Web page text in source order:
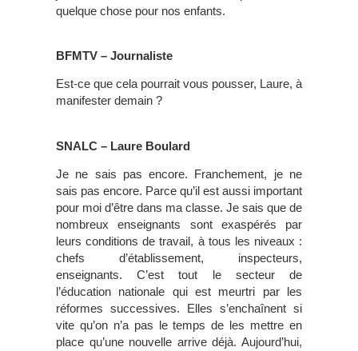
quelque chose pour nos enfants.
BFMTV – Journaliste
Est-ce que cela pourrait vous pousser, Laure, à
manifester demain ?
SNALC – Laure Boulard
Je ne sais pas encore. Franchement, je ne
sais pas encore. Parce qu’il est aussi important
pour moi d’être dans ma classe. Je sais que de
nombreux enseignants sont exaspérés par
leurs conditions de travail, à tous les niveaux :
chefs d’établissement, inspecteurs,
enseignants. C’est tout le secteur de
l’éducation nationale qui est meurtri par les
réformes successives. Elles s’enchaînent si
vite qu’on n’a pas le temps de les mettre en
place qu’une nouvelle arrive déjà. Aujourd’hui,